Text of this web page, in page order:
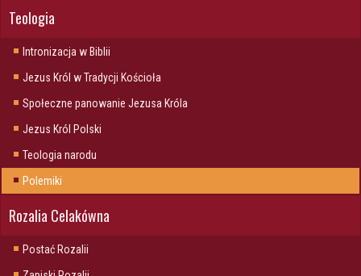
Teologia
Intronizacja w Biblii
Jezus Król w Tradycji Kościoła
Społeczne panowanie Jezusa Króla
Jezus Król Polski
Teologia narodu
Polemiki
Rozalia Celakówna
Postać Rozalii